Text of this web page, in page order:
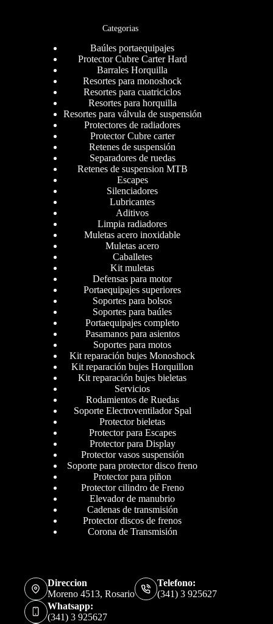
Categorias
Baúles portaequipajes
Protector Cubre Carter Hard
Barrales Horquilla
Resortes para monoshock
Resortes para cuatriciclos
Resortes para horquilla
Resortes para válvula de suspensión
Protectores de radiadores
Protector Cubre carter
Retenes de suspensión
Separadores de ruedas
Retenes de suspension MTB
Escapes
Silenciadores
Lubricantes
Aditivos
Limpia radiadores
Muletas acero inoxidable
Muletas acero
Caballetes
Kit muletas
Defensas para motor
Portaequipajes superiores
Soportes para bolsos
Soportes para baúles
Portaequipajes completo
Pasamanos para asientos
Soportes para motos
Kit reparación bujes Monoshock
Kit reparación bujes Horquillon
Kit reparación bujes bieletas
Servicios
Rodamientos de Ruedas
Soporte Electroventilador Spal
Protector bieletas
Protector para Escapes
Protector para Display
Protector vasos suspensión
Soporte para protector disco freno
Protector para piñon
Protector cilindro de Freno
Elevador de manubrio
Cadenas de transmisión
Protector discos de frenos
Corona de Transmisión
Direccion
Moreno 4513, Rosario
Telefono:
(341) 3 925627
Whatsapp:
(341) 3 925627